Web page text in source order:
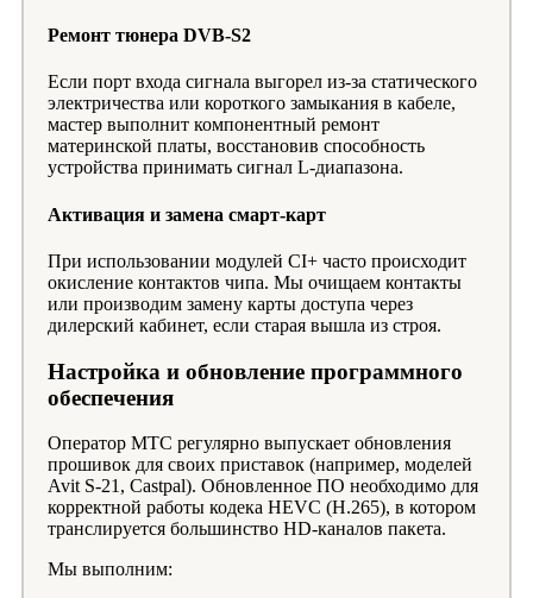
Ремонт тюнера DVB-S2
Если порт входа сигнала выгорел из-за статического
электричества или короткого замыкания в кабеле,
мастер выполнит компонентный ремонт
материнской платы, восстановив способность
устройства принимать сигнал L-диапазона.
Активация и замена смарт-карт
При использовании модулей CI+ часто происходит
окисление контактов чипа. Мы очищаем контакты
или производим замену карты доступа через
дилерский кабинет, если старая вышла из строя.
Настройка и обновление программного
обеспечения
Оператор МТС регулярно выпускает обновления
прошивок для своих приставок (например, моделей
Avit S-21, Castpal). Обновленное ПО необходимо для
корректной работы кодека HEVC (H.265), в котором
транслируется большинство HD-каналов пакета.
Мы выполним: